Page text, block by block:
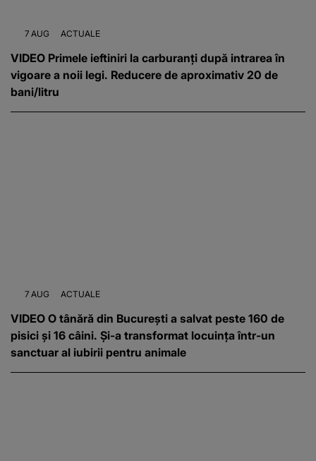
7 AUG ACTUALE
VIDEO Primele ieftiniri la carburanți după intrarea în
vigoare a noii legi. Reducere de aproximativ 20 de
bani/litru
7 AUG ACTUALE
VIDEO O tânără din București a salvat peste 160 de
pisici și 16 câini. Și-a transformat locuința într-un
sanctuar al iubirii pentru animale